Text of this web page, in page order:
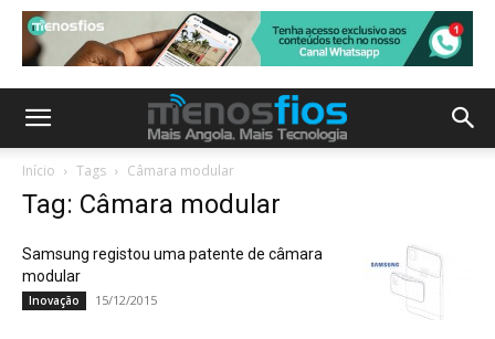
Início Tags Câmara modular
Tag: Câmara modular
Samsung registou uma patente de câmara
modular
Inovação 15/12/2015